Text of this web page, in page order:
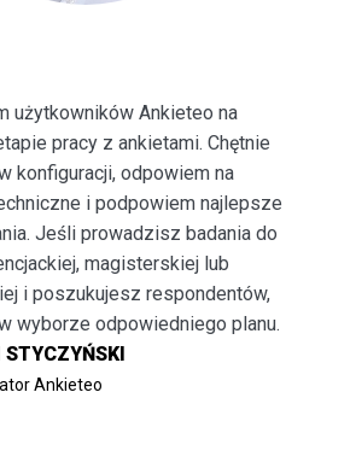
użytkowników Ankieteo na
pracy z ankietami. Chętnie
konfiguracji, odpowiem na
i podpowiem najlepsze
Jeśli prowadzisz badania do
magisterskiej lub
i poszukujesz respondentów,
wyborze odpowiedniego planu.
Ankieteo